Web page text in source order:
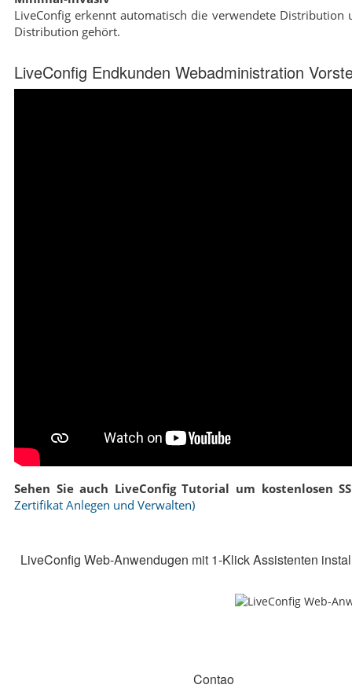
LiveConfig erkennt automatisch die verwendete
Distribution gehört.
LiveConfig Endkunden Webadministration
Sehen Sie auch LiveConfig Tutorial um kostenlosen
Zertifikat Anlegen und Verwalten)
LiveConfig Web-Anwendugen mit 1-Klick Assistenten
Contao